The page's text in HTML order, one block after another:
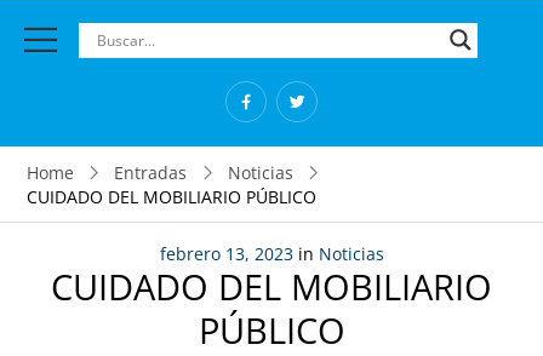
Home Entradas
Noticias
CUIDADO DEL MOBILIARIO PÚBLICO
febrero 13, 2023in Noticias
CUIDADO DEL MOBILIARIO
PÚBLICO